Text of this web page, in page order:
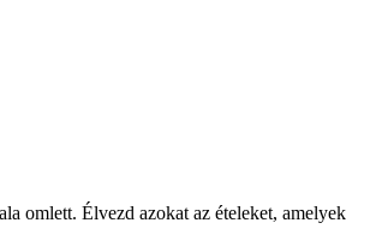
omlett. Élvezd azokat az ételeket, amelyek